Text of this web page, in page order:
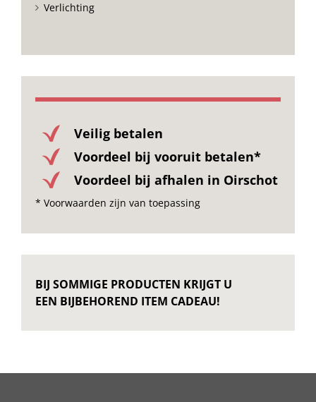
Verlichting
Veilig betalen
Voordeel bij vooruit betalen*
Voordeel bij afhalen in Oirschot
* Voorwaarden zijn van toepassing
BIJ SOMMIGE PRODUCTEN KRIJGT U
EEN BIJBEHOREND ITEM CADEAU!